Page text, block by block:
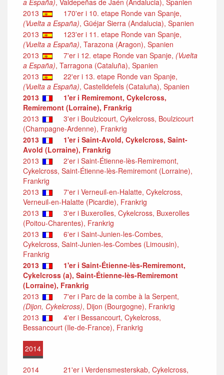
2013
170'er i 10. etape Ronde van Spanje,
(Vuelta a España), Güéjar Sierra (Andalucia), Spanien
2013
123'er i 11. etape Ronde van Spanje,
(Vuelta a España), Tarazona (Aragon), Spanien
2013
7'er i 12. etape Ronde van Spanje, (Vuelta
a España), Tarragona (Cataluña), Spanien
2013
22'er i 13. etape Ronde van Spanje,
(Vuelta a España), Castelldefels (Cataluña), Spanien
2013
1'er i Remiremont, Cykelcross,
Remiremont (Lorraine), Frankrig
2013
3'er i Boulzicourt, Cykelcross, Boulzicourt
(Champagne-Ardenne), Frankrig
2013
1'er i Saint-Avold, Cykelcross, Saint-
Avold (Lorraine), Frankrig
2013
2'er i Saint-Étienne-lès-Remiremont,
Cykelcross, Saint-Étienne-lès-Remiremont (Lorraine),
Frankrig
2013
7'er i Verneuil-en-Halatte, Cykelcross,
Verneuil-en-Halatte (Picardie), Frankrig
2013
3'er i Buxerolles, Cykelcross, Buxerolles
(Poitou-Charentes), Frankrig
2013
6'er i Saint-Junien-les-Combes,
Cykelcross, Saint-Junien-les-Combes (Limousin),
Frankrig
2013
1'er i Saint-Étienne-lès-Remiremont,
Cykelcross (a), Saint-Étienne-lès-Remiremont
(Lorraine), Frankrig
2013
7'er i Parc de la combe à la Serpent,
(Dijon, Cykelcross), Dijon (Bourgogne), Frankrig
2013
4'er i Bessancourt, Cykelcross,
Bessancourt (Ile-de-France), Frankrig
2014
2014
21'er i Verdensmesterskab, Cykelcross,